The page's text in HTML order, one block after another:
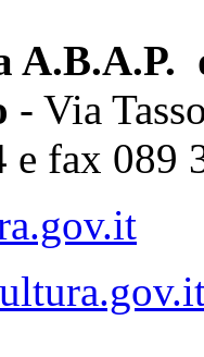
A.B.A.P.
- Via
e fax 089